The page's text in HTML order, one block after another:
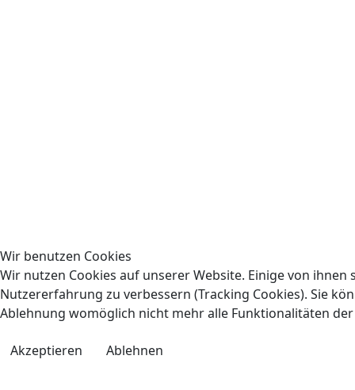
Wir benutzen Cookies
Wir nutzen Cookies auf unserer Website. Einige von
Nutzererfahrung zu verbessern (Tracking Cookies). Sie
Ablehnung womöglich nicht mehr alle Funktionalitäten
Akzeptieren Ablehnen